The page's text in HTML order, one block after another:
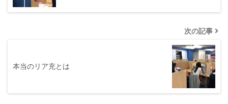
次の記事
本当のリア充とは